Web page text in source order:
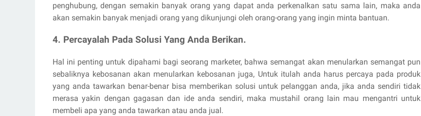
penghubung, dengan semakin banyak orang yang dapat anda perkenalkan satu sama lain, maka anda
akan semakin banyak menjadi orang yang dikunjungi oleh orang-orang yang ingin minta bantuan.
4. Percayalah Pada Solusi Yang Anda Berikan.
Hal ini penting untuk dipahami bagi seorang marketer, bahwa semangat akan menularkan semangat pun
sebaliknya kebosanan akan menularkan kebosanan juga, Untuk itulah anda harus percaya pada produk
yang anda tawarkan benar-benar bisa memberikan solusi untuk pelanggan anda, jika anda sendiri tidak
merasa yakin dengan gagasan dan ide anda sendiri, maka mustahil orang lain mau mengantri untuk
membeli apa yang anda tawarkan atau anda jual.